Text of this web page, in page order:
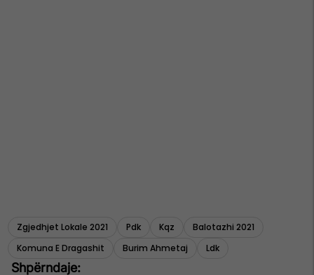
Zgjedhjet Lokale 2021 Pdk Kqz
Balotazhi 2021
Komuna E Dragashit
Burim Ahmetaj Ldk